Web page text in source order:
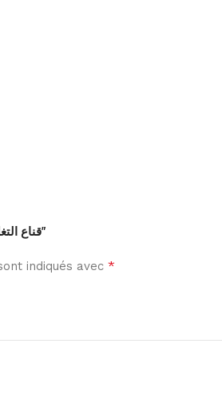
Soyez le premier à laisser votre avis sur “medicube – قناع التغليف الليلي بالكولاجين”
indiqués avec *